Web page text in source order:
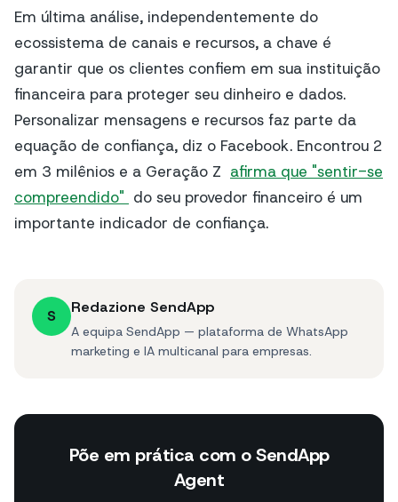
Em última análise, independentemente do
ecossistema de canais e recursos, a chave é
garantir que os clientes confiem em sua instituição
financeira para proteger seu dinheiro e dados.
Personalizar mensagens e recursos faz parte da
equação de confiança, diz o Facebook. Encontrou 2
em 3 milênios e a Geração Z afirma que "sentir-se
compreendido" do seu provedor financeiro é um
importante indicador de confiança.
S Redazione SendApp
A equipa SendApp — plataforma de WhatsApp
marketing e IA multicanal para empresas.
Põe em prática com o SendApp
Agent